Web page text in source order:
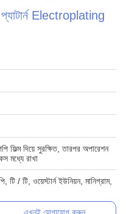
প্যাটার্ন Electroplating
ফিল্ম দিয়ে সুরক্ষিত, তারপর অপারেশন
মধ্যে রাখা
/ টি, ওয়েস্টার্ন ইউনিয়ন, মানিগ্রাম,